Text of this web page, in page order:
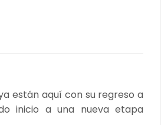
están aquí con su regreso a
inicio a una nueva etapa